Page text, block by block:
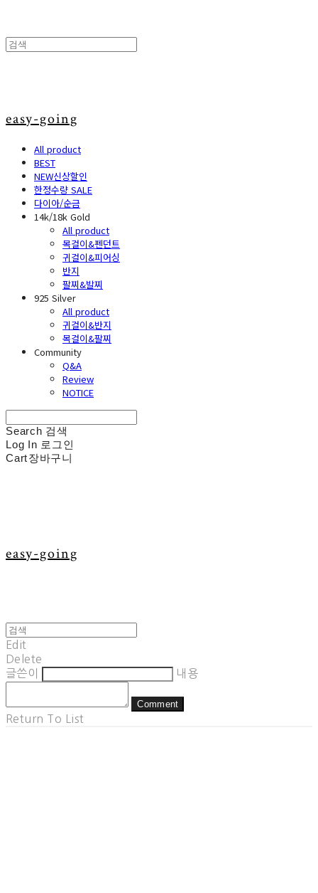
easy-going
All product
BEST
NEW신상할인
한정수량 SALE
다이아/순금
14k/18k Gold
All product
목걸이&펜던트
귀걸이&피어싱
반지
팔찌&발찌
925 Silver
All product
귀걸이&반지
목걸이&팔찌
Community
Q&A
Review
NOTICE
Search 검색
Log In 로그인
Cart장바구니
easy-going
Edit
Delete
글쓴이
내용
Comment
Return To List